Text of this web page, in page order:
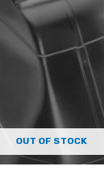
OUT OF STOCK